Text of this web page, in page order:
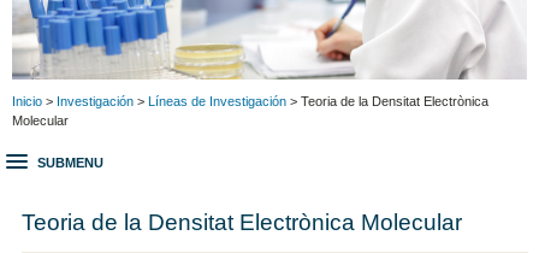
Inicio > Investigación > Líneas de Investigación > Teoria de la Densitat Electrònica
Molecular
SUBMENU
Teoria de la Densitat Electrònica Molecular